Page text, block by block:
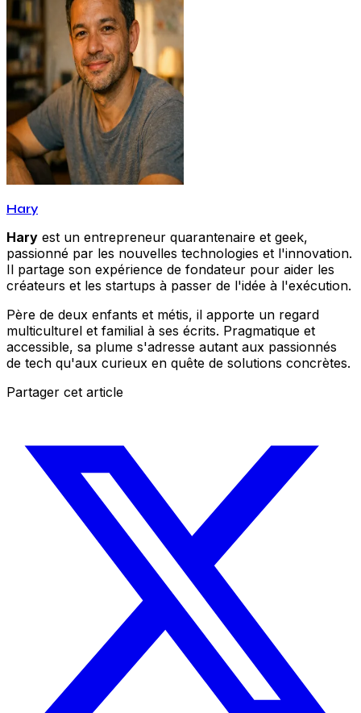
Hary
Hary est un entrepreneur quarantenaire et geek,
passionné par les nouvelles technologies et l'innovation.
Il partage son expérience de fondateur pour aider les
créateurs et les startups à passer de l'idée à l'exécution.
Père de deux enfants et métis, il apporte un regard
multiculturel et familial à ses écrits. Pragmatique et
accessible, sa plume s'adresse autant aux passionnés
de tech qu'aux curieux en quête de solutions concrètes.
Partager cet article